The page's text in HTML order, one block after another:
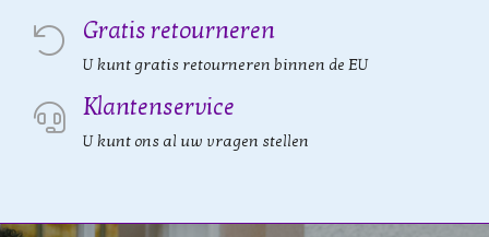
Gratis retourneren
U kunt gratis retourneren binnen de EU
Klantenservice
U kunt ons al uw vragen stellen